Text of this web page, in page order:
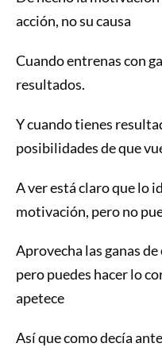
acción, no su causa
Cuando entrenas con
resultados.
Y cuando tienes
posibilidades de que
A ver está claro que lo
motivación, pero no
Aprovecha las ganas
pero puedes hacer lo
apetece
Así que como decía